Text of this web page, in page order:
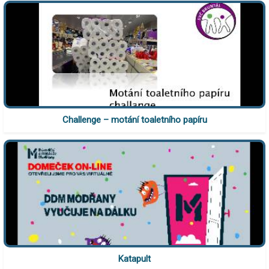
Challenge – motání toaletního papíru
Katapult